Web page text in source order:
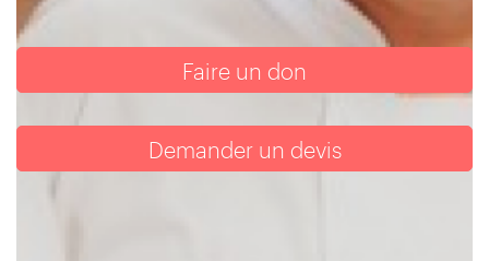
Faire un don
Demander un devis